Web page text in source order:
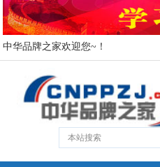
中华品牌之家欢迎您~！